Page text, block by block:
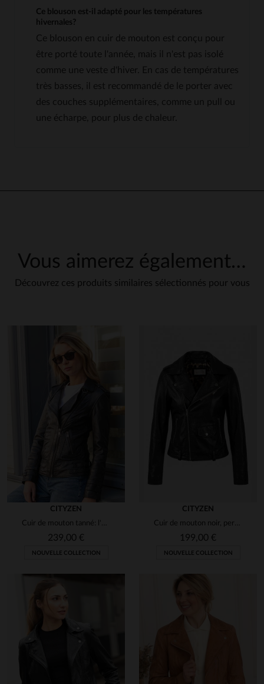
Ce blouson est-il adapté pour les températures
hivernales?
Ce blouson en cuir de mouton est conçu pour
être porté toute l'année, mais il n'est pas isolé
comme une veste d'hiver. En cas de températures
très basses, il est recommandé de le porter avec
des couches supplémentaires, comme un pull ou
une écharpe, pour plus de chaleur.
Vous aimerez également…
Découvrez ces produits similaires sélectionnés pour vous
CITYZEN
Cuir de mouton tanné: l'esprit biker dans un perfecto noir.
239,00 €
NOUVELLE COLLECTION
CITYZEN
Cuir de mouton noir, perfecto slim fit au style rock et intemporel.
199,00 €
NOUVELLE COLLECTION